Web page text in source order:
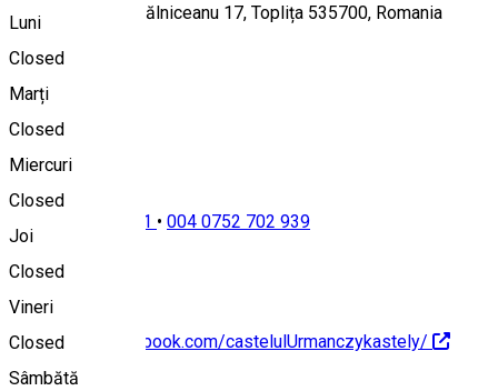
Luni
Closed
Marți
Closed
Miercuri
Closed
Joi
Closed
Vineri
Closed
Sâmbătă
Strada Mihail Kogălniceanu 17, Toplița 535700, Romania
Hartă
004 0733 309 791 • 004 0752 702 939
https://www.facebook.com/castelulUrmanczykastely/